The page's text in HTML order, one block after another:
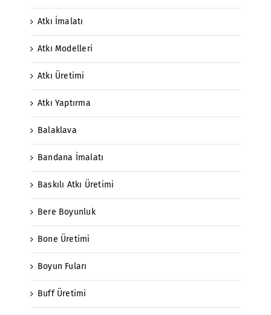
Atkı İmalatı
Atkı Modelleri
Atkı Üretimi
Atkı Yaptırma
Balaklava
Bandana İmalatı
Baskılı Atkı Üretimi
Bere Boyunluk
Bone Üretimi
Boyun Fuları
Buff Üretimi